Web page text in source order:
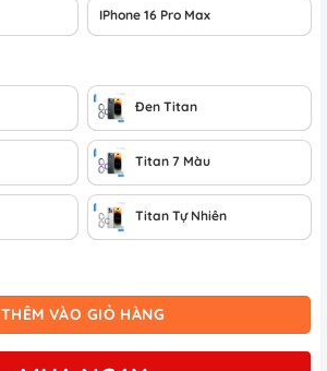
IPhone 16 Pro Max
Đen Titan
Titan 7 Màu
Titan Tự Nhiên
THÊM VÀO GIỎ HÀNG